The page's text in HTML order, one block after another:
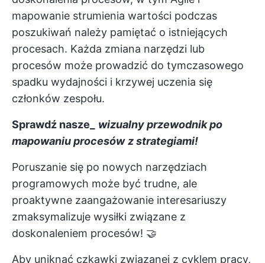
mapowanie strumienia wartości podczas
poszukiwań należy pamiętać o istniejących
procesach. Każda zmiana narzędzi lub
procesów może prowadzić do tymczasowego
spadku wydajności i krzywej uczenia się
członków zespołu.
Sprawdź nasze_
wizualny przewodnik po
mapowaniu procesów z strategiami!
Poruszanie się po nowych narzędziach
programowych może być trudne, ale
proaktywne zaangażowanie interesariuszy
zmaksymalizuje wysiłki związane z
doskonaleniem procesów! 🤝
Aby uniknąć czkawki związanej z cyklem pracy,